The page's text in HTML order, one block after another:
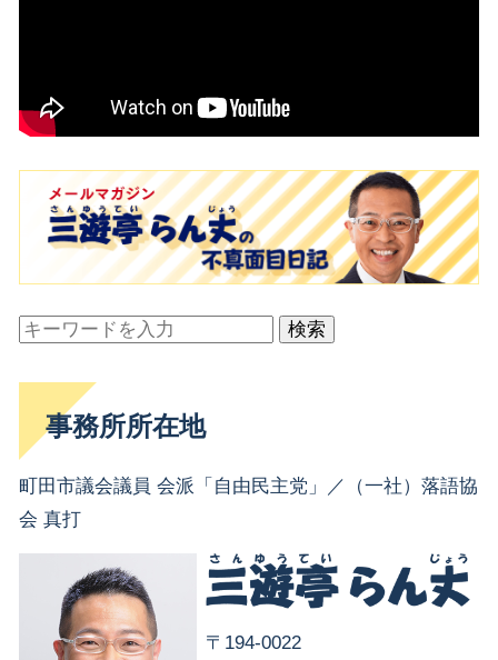
検索
事務所所在地
町田市議会議員 会派「自由民主党」／（一社）落語協
会 真打
〒194-0022